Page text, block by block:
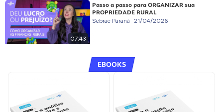
07:43
Passo a passo para ORGANIZAR sua
PROPRIEDADE RURAL
Sebrae Paraná 21/04/2026
EBOOKS